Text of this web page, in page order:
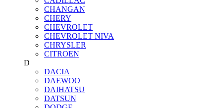
CHANGAN
CHERY
CHEVROLET
CHEVROLET NIVA
CHRYSLER
CITROEN
D
DACIA
DAEWOO
DAIHATSU
DATSUN